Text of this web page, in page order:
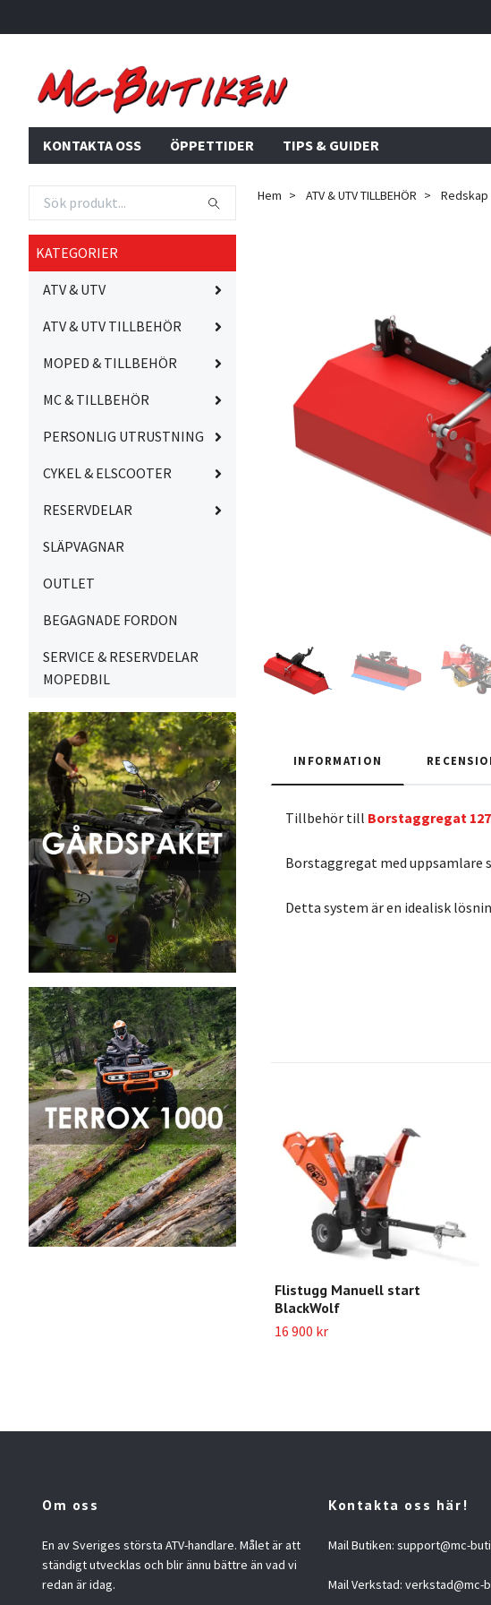
KONTAKTA OSS ÖPPETTIDER TIPS & GUIDER
KATEGORIER
ATV & UTV
ATV & UTV TILLBEHÖR
MOPED & TILLBEHÖR
MC & TILLBEHÖR
PERSONLIG UTRUSTNING
CYKEL & ELSCOOTER
RESERVDELAR
SLÄPVAGNAR
OUTLET
BEGAGNADE FORDON
SERVICE & RESERVDELAR
MOPEDBIL
Hem ATV & UTV TILLBEHÖR Redskap
INFORMATION
Tillbehör till Borstaggregat
Borstaggregat med uppsamlare
Detta system är en idealisk
Flistugg Manuell start
BlackWolf
16 900 kr
Om oss
En av Sveriges största ATV-handlare. Målet är att
ständigt utvecklas och blir ännu bättre än vad vi
redan är idag.
Kontakta oss här!
Mail Butiken: support@mc-
Mail Verkstad: verkstad@mc-